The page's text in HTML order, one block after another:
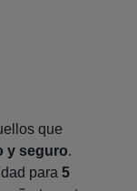
que
y seguro.
para5